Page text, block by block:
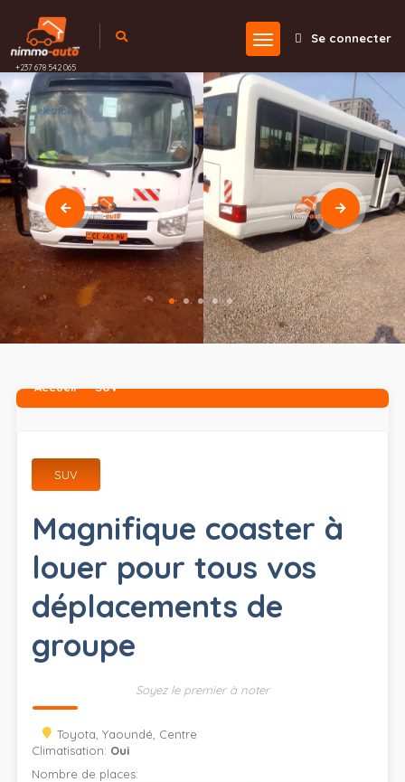
+237 678 542 065
Se connecter
Accueil SUV
SUV
Magnifique coaster à
louer pour tous vos
déplacements de
groupe
Soyez le premier à noter
Toyota, Yaoundé, Centre
Climatisation: Oui
Nombre de places: